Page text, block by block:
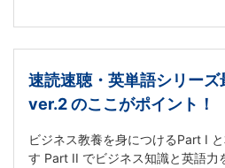
向
け
速読速聴・英単語シリー
ver.2 のここがポイント！
ビジネス教養を身につけるPart I
す Part II でビジネス知識と英語力